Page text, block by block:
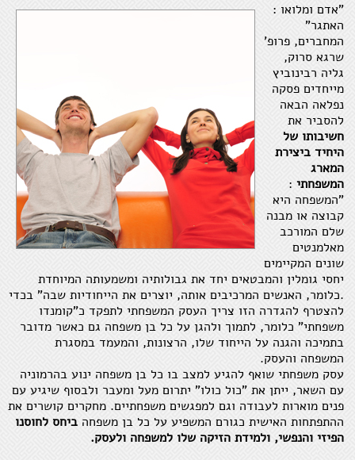
"אדם ומלואו :
האתגר"
המחברים, פרופ'
שרגא סרוק,
גליה רבינוביץ
מייחדים פסקה
נפלאה הבאה
להסביר את
חשיבותו של
היחיד ביצירת
המארג
המשפחתי :
"המשפחה היא
קבוצה או מבנה
שלם המורכב
מאלמנטים
שונים המקיימים
יחסי גומלין והמבטאים יחד את גבולותיה ומשמעותה המיוחדת
.כלומר, האנשים המרכיבים אותה, יוצרים את הייחודיות שבה" בכדי
להצטרף להגדרה הזו צריך העסק המשפחתי לתפקד כ"קומנדו
משפחתי" כלומר, לתמוך ולהגן על כל בן משפחה גם כאשר מדובר
בתמיכה והגנה על הייחוד שלו, הרצונות, והמעמד במסגרת
המשפחה והעסק.
עסק משפחתי שואף להגיע למצב בו כל בן משפחה ינוע בהרמוניה
עם השאר, ייתן את "כול כולו" יתרום מעל ומעבר ולבסוף שיגיע עם
פנים מוארות לעבודה וגם למפגשים משפחתיים. מחקרים קושרים את
ההתפתחות האישית כגורם המשפיע על כל בן משפחה ביחס לחוסנו
הפיזי והנפשי, ולמידת הזיקה שלו למשפחה ולעסק.